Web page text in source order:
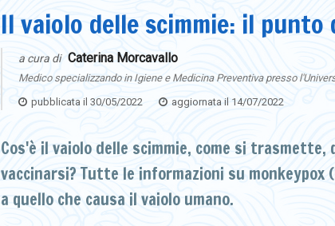
Il vaiolo delle scimmie: il punto
a cura di Caterina Morcavallo
Medico specializzando in Igiene e Medicina Preventiva presso
pubblicata il 30/05/2022 aggiornata il 14/07/2022
Cos'è il vaiolo delle scimmie, come si
vaccinarsi? Tutte le informazioni su monkeypox
a quello che causa il vaiolo umano.